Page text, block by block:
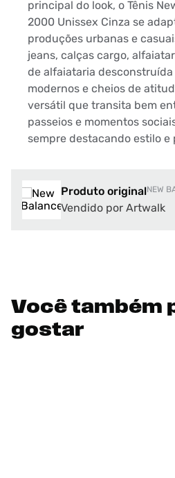
principal do look, o Tênis
2000 Unissex Cinza se
produções urbanas e
jeans, calças cargo,
de alfaiataria
modernos e cheios de
versátil que transita bem
passeios e momentos
sempre destacando estilo e
Produto originalNEW
Vendido por Artwalk
Você também
gostar